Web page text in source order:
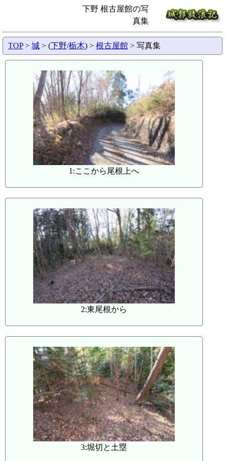
下野 根古屋館の写
真集
TOP> 城 > (下野/栃木) > 根古屋館 > 写真集
1:ここから尾根上へ
2:東尾根から
3:堀切と土塁